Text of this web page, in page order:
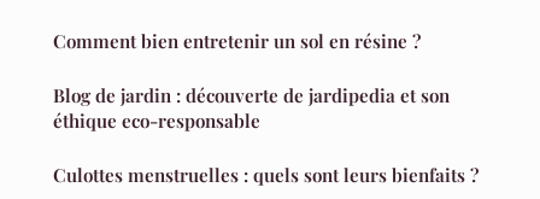
Comment bien entretenir un sol en résine ?
Blog de jardin : découverte de jardipedia et son
éthique eco-responsable
Culottes menstruelles : quels sont leurs bienfaits ?